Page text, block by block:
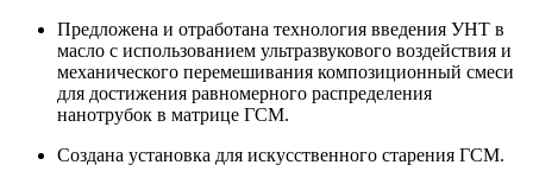
Предложена и отработана технология введения УНТ в
масло с использованием ультразвукового воздействия и
механического перемешивания композиционный смеси
для достижения равномерного распределения
нанотрубок в матрице ГСМ.
Создана установка для искусственного старения ГСМ.